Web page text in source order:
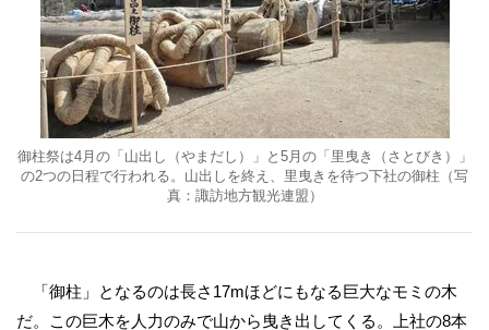
御柱祭は4月の「山出し（やまだし）」と5月の「里曳き（さとびき）」
の2つの日程で行われる。山出しを終え、里曳きを待つ下社の御柱（写
真：諏訪地方観光連盟）
「御柱」となるのは長さ17mほどにもなる巨大なモミの木
だ。この巨木を人力のみで山から曳き出してくる。上社の8本